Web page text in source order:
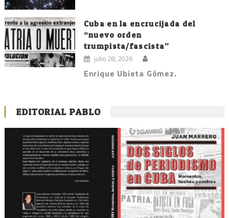
Cuba en la encrucijada del
“nuevo orden
trumpista/fascista”
julio 28, 2026
Enrique Ubieta Gómez.
EDITORIAL PABLO